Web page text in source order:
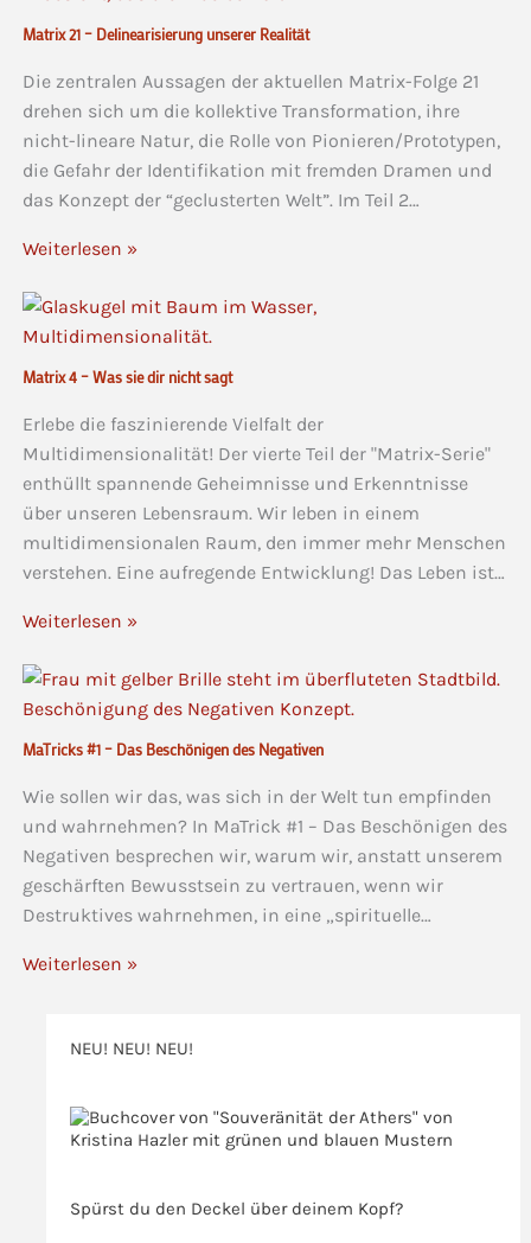
Matrix 21 – Delinearisierung unserer Realität
Die zentralen Aussagen der aktuellen Matrix-Folge 21
drehen sich um die kollektive Transformation, ihre
nicht-lineare Natur, die Rolle von Pionieren/Prototypen,
die Gefahr der Identifikation mit fremden Dramen und
das Konzept der “geclusterten Welt”. Im Teil 2…
Weiterlesen »
Matrix 4 – Was sie dir nicht sagt
Erlebe die faszinierende Vielfalt der
Multidimensionalität! Der vierte Teil der "Matrix-Serie"
enthüllt spannende Geheimnisse und Erkenntnisse
über unseren Lebensraum. Wir leben in einem
multidimensionalen Raum, den immer mehr Menschen
verstehen. Eine aufregende Entwicklung! Das Leben ist…
Weiterlesen »
MaTricks #1 – Das Beschönigen des Negativen
Wie sollen wir das, was sich in der Welt tun empfinden
und wahrnehmen? In MaTrick #1 – Das Beschönigen des
Negativen besprechen wir, warum wir, anstatt unserem
geschärften Bewusstsein zu vertrauen, wenn wir
Destruktives wahrnehmen, in eine „spirituelle…
Weiterlesen »
NEU! NEU! NEU!
Spürst du den Deckel über deinem Kopf?